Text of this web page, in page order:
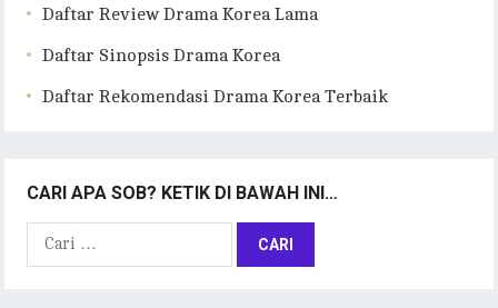
Daftar Review Drama Korea Lama
Daftar Sinopsis Drama Korea
Daftar Rekomendasi Drama Korea Terbaik
CARI APA SOB? KETIK DI BAWAH INI…
Cari